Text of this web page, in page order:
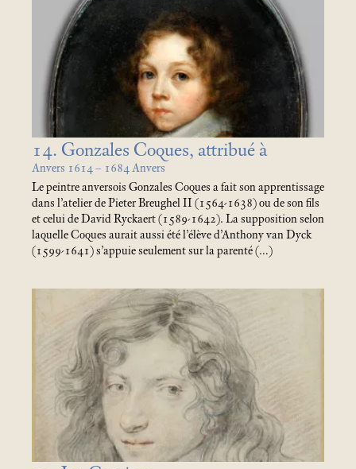
14. Gonzales Coques, attribué à
Anvers 1614 – 1684 Anvers
Le peintre anversois Gonzales Coques a fait son apprentissage
dans l’atelier de Pieter Breughel II (1564-1638) ou de son fils
et celui de David Ryckaert (1589-1642). La supposition selon
laquelle Coques aurait aussi été l’élève d’Anthony van Dyck
(1599-1641) s’appuie seulement sur la parenté (…)